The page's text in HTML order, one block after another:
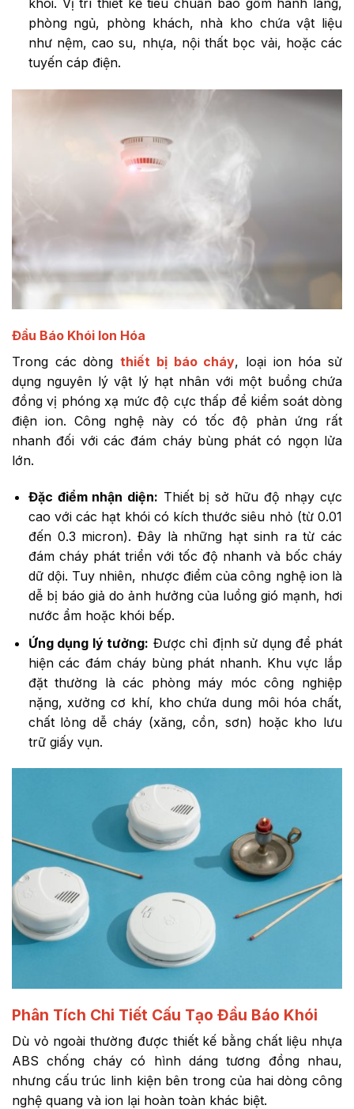
phòng ngủ, phòng khách, nhà kho chứa vật liệu
như nệm, cao su, nhựa, nội thất bọc vải, hoặc các
tuyến cáp điện.
Đầu Báo Khói Ion Hóa
Trong các dòngthiết bị báo cháy, loại ion hóa sử
dụng nguyên lý vật lý hạt nhân với một buồng chứa
đồng vị phóng xạ mức độ cực thấp để kiểm soát dòng
điện ion. Công nghệ này có tốc độ phản ứng rất
nhanh đối với các đám cháy bùng phát có ngọn lửa
lớn.
Đặc điểm nhận diện: Thiết bị sở hữu độ nhạy cực
cao với các hạt khói có kích thước siêu nhỏ (từ 0.01
đến 0.3 micron). Đây là những hạt sinh ra từ các
đám cháy phát triển với tốc độ nhanh và bốc cháy
dữ dội. Tuy nhiên, nhược điểm của công nghệ ion là
dễ bị báo giả do ảnh hưởng của luồng gió mạnh, hơi
nước ẩm hoặc khói bếp.
Ứng dụng lý tưởng: Được chỉ định sử dụng để phát
hiện các đám cháy bùng phát nhanh. Khu vực lắp
đặt thường là các phòng máy móc công nghiệp
nặng, xưởng cơ khí, kho chứa dung môi hóa chất,
chất lỏng dễ cháy (xăng, cồn, sơn) hoặc kho lưu
trữ giấy vụn.
Phân Tích Chi Tiết Cấu Tạo Đầu Báo Khói
Dù vỏ ngoài thường được thiết kế bằng chất liệu nhựa
ABS chống cháy có hình dáng tương đồng nhau,
nhưng cấu trúc linh kiện bên trong của hai dòng công
nghệ quang và ion lại hoàn toàn khác biệt.